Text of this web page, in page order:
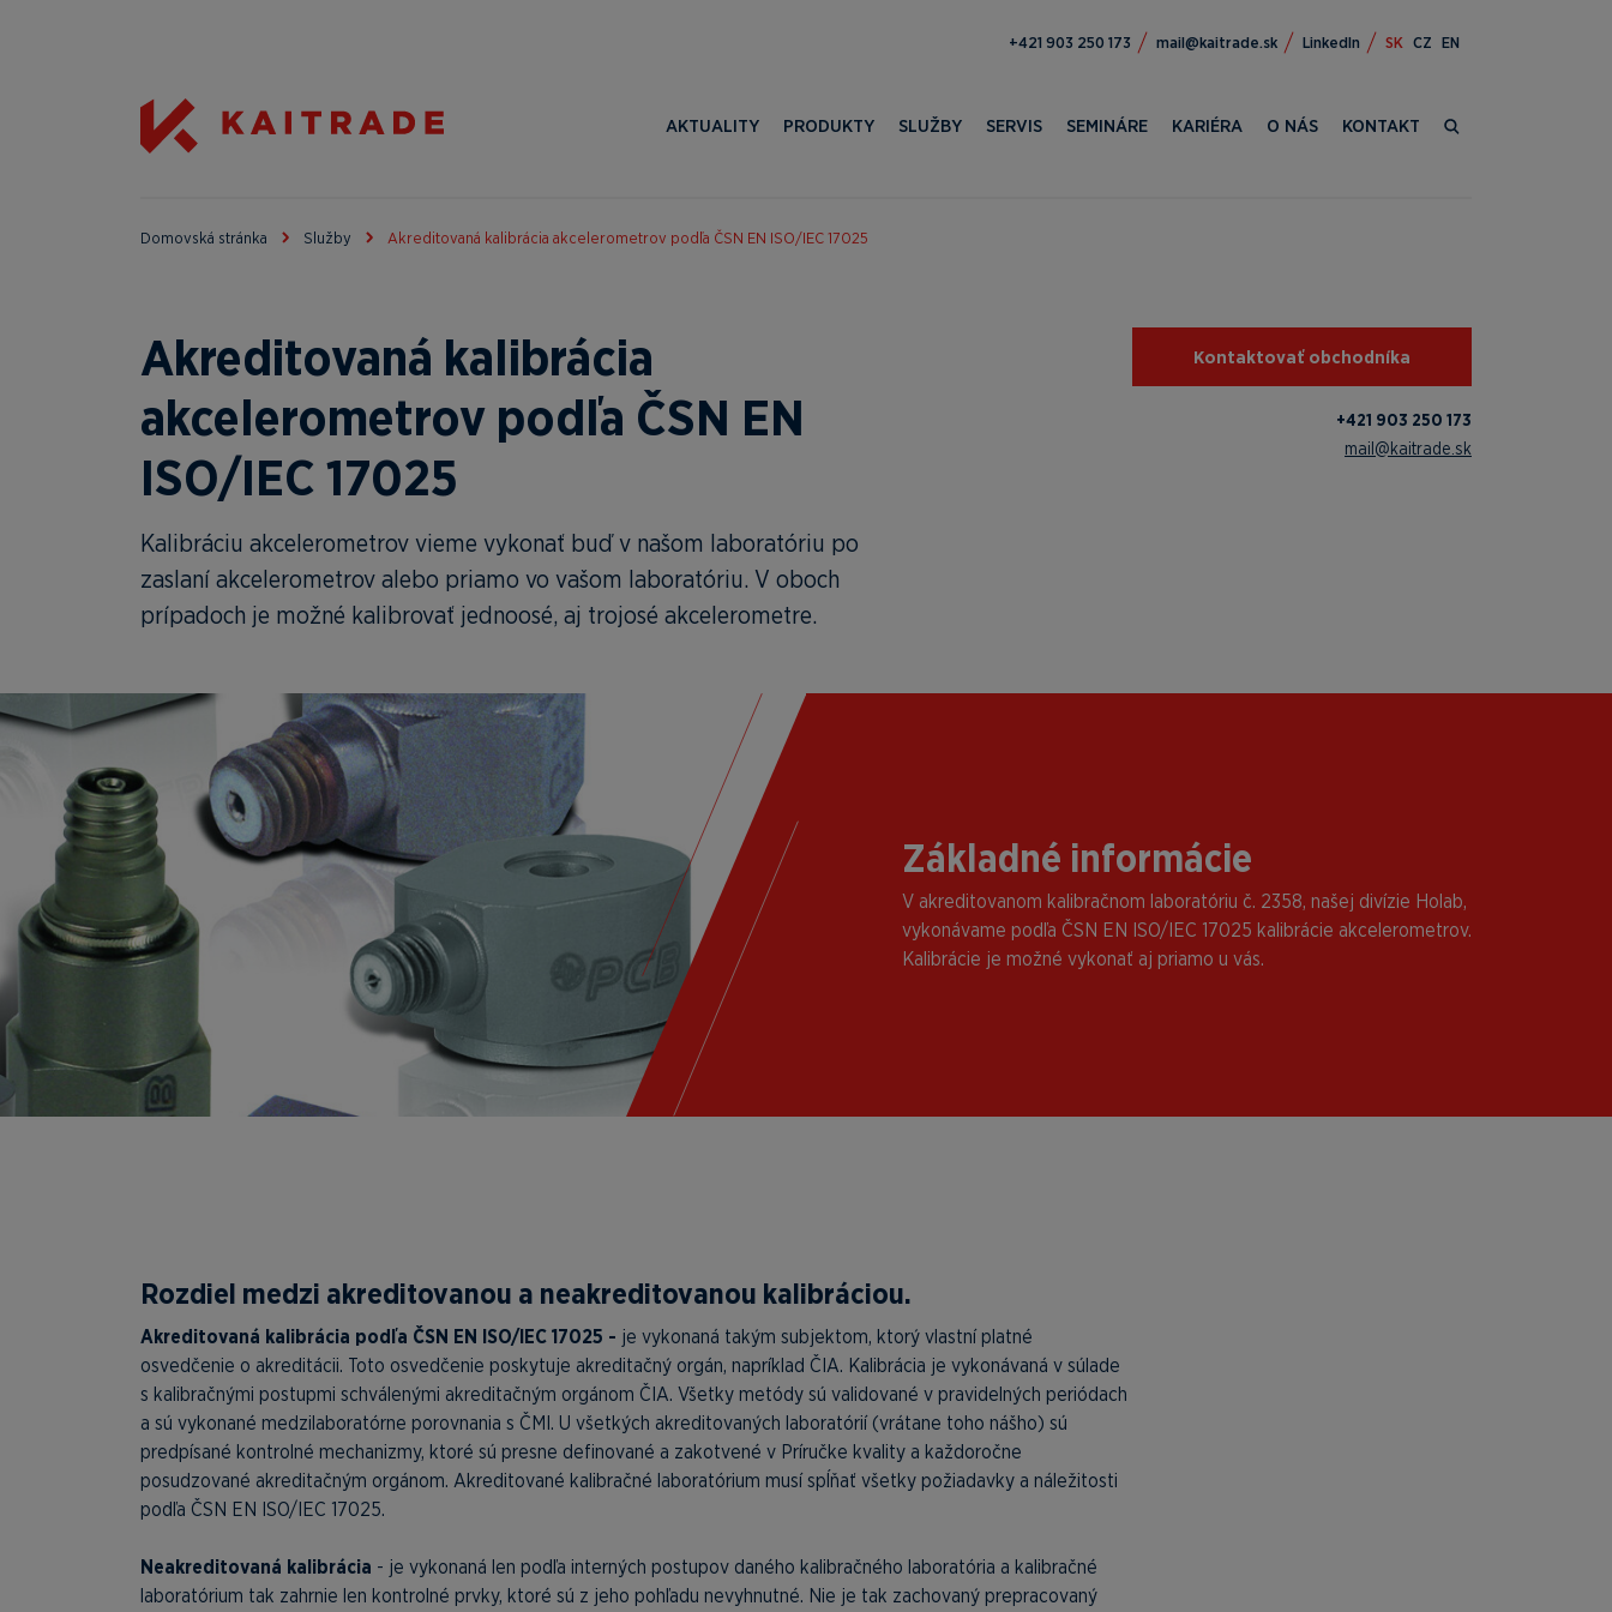
371 052 309 124+ ks.edartiak@liam LinkedIn SK CZ EN
AKTUALITY PRODUKTY SLUŽBY SERVIS SEMINÁRE KARIÉRA O NÁS KONTAKT
Domovská stránka Služby Akreditovaná kalibrácia akcelerometrov podľa ČSN EN ISO/IEC 17025
Akreditovaná kalibrácia
akcelerometrov podľa ČSN EN
ISO/IEC 17025
Kalibráciu akcelerometrov vieme vykonať buď v našom laboratóriu po
zaslaní akcelerometrov alebo priamo vo vašom laboratóriu. V oboch
prípadoch je možné kalibrovať jednoosé, aj trojosé akcelerometre.
Kontaktovať obchodníka
+421 903 250 173
mail@kaitrade.sk
Základné informácie
V akreditovanom kalibračnom laboratóriu č. 2358, našej divízie Holab,
vykonávame podľa ČSN EN ISO/IEC 17025 kalibrácie akcelerometrov.
Kalibrácie je možné vykonať aj priamo u vás.
Rozdiel medzi akreditovanou a neakreditovanou kalibráciou.
Akreditovaná kalibrácia podľa ČSN EN ISO/IEC 17025 - je vykonaná takým subjektom, ktorý vlastní platné
osvedčenie o akreditácii. Toto osvedčenie poskytuje akreditačný orgán, napríklad ČIA. Kalibrácia je vykonávaná v súlade
s kalibračnými postupmi schválenými akreditačným orgánom ČIA. Všetky metódy sú validované v pravidelných periódach
a sú vykonané medzilaboratórne porovnania s ČMI. U všetkých akreditovaných laboratórií (vrátane toho nášho) sú
predpísané kontrolné mechanizmy, ktoré sú presne definované a zakotvené v Príručke kvality a každoročne
posudzované akreditačným orgánom. Akreditované kalibračné laboratórium musí spĺňať všetky požiadavky a náležitosti
podľa ČSN EN ISO/IEC 17025.
Neakreditovaná kalibrácia - je vykonaná len podľa interných postupov daného kalibračného laboratória a kalibračné
laboratórium tak zahrnie len kontrolné prvky, ktoré sú z jeho pohľadu nevyhnutné. Nie je tak zachovaný prepracovaný